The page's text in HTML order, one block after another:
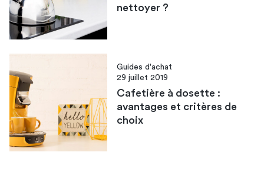
nettoyer ?
Guides d'achat
29 juillet 2019
Cafetière à dosette :
avantages et critères de
choix